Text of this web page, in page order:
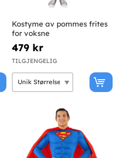
Kostyme av pommes frites
for voksne
479 kr
TILGJENGELIG